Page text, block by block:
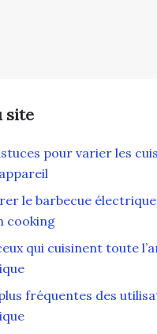
site
pour varier les
le barbecue électrique
cooking
qui cuisinent toute
fréquentes des